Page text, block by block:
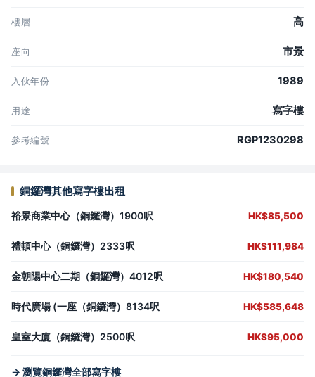
樓層 高
座向 市景
入伙年份 1989
用途 寫字樓
參考編號 RGP1230298
銅鑼灣其他寫字樓出租
裕景商業中心（銅鑼灣）1900呎 HK$85,500
禮頓中心（銅鑼灣）2333呎 HK$111,984
金朝陽中心二期（銅鑼灣）4012呎 HK$180,540
時代廣場 (一座（銅鑼灣）8134呎 HK$585,648
皇室大廈（銅鑼灣）2500呎 HK$95,000
→ 瀏覽銅鑼灣全部寫字樓